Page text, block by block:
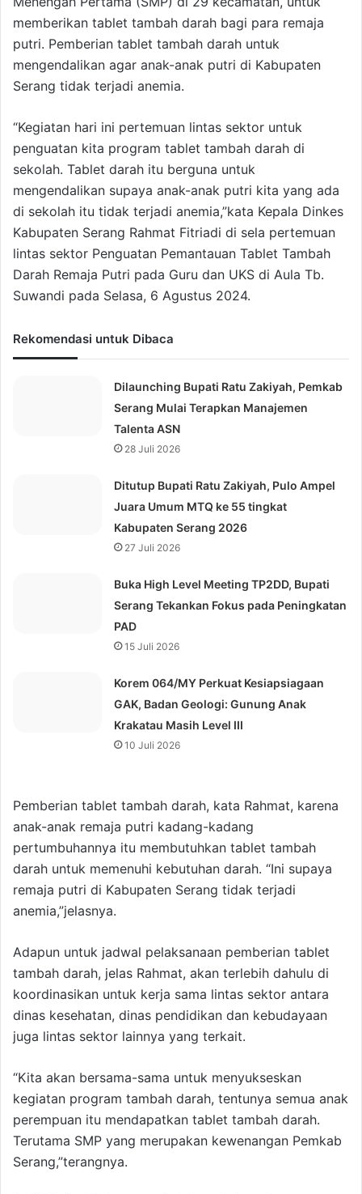
memberikan tablet tambah darah bagi para remaja
putri. Pemberian tablet tambah darah untuk
mengendalikan agar anak-anak putri di Kabupaten
Serang tidak terjadi anemia.
“Kegiatan hari ini pertemuan lintas sektor untuk
penguatan kita program tablet tambah darah di
sekolah. Tablet darah itu berguna untuk
mengendalikan supaya anak-anak putri kita yang ada
di sekolah itu tidak terjadi anemia,”kata Kepala Dinkes
Kabupaten Serang Rahmat Fitriadi di sela pertemuan
lintas sektor Penguatan Pemantauan Tablet Tambah
Darah Remaja Putri pada Guru dan UKS di Aula Tb.
Suwandi pada Selasa, 6 Agustus 2024.
Rekomendasi untuk Dibaca
Dilaunching Bupati Ratu Zakiyah, Pemkab
Serang Mulai Terapkan Manajemen
Talenta ASN
28 Juli 2026
Ditutup Bupati Ratu Zakiyah, Pulo Ampel
Juara Umum MTQ ke 55 tingkat
Kabupaten Serang 2026
27 Juli 2026
Buka High Level Meeting TP2DD, Bupati
Serang Tekankan Fokus pada Peningkatan
PAD
15 Juli 2026
Korem 064/MY Perkuat Kesiapsiagaan
GAK, Badan Geologi: Gunung Anak
Krakatau Masih Level III
10 Juli 2026
Pemberian tablet tambah darah, kata Rahmat, karena
anak-anak remaja putri kadang-kadang
pertumbuhannya itu membutuhkan tablet tambah
darah untuk memenuhi kebutuhan darah. “Ini supaya
remaja putri di Kabupaten Serang tidak terjadi
anemia,”jelasnya.
Adapun untuk jadwal pelaksanaan pemberian tablet
tambah darah, jelas Rahmat, akan terlebih dahulu di
koordinasikan untuk kerja sama lintas sektor antara
dinas kesehatan, dinas pendidikan dan kebudayaan
juga lintas sektor lainnya yang terkait.
“Kita akan bersama-sama untuk menyukseskan
kegiatan program tambah darah, tentunya semua anak
perempuan itu mendapatkan tablet tambah darah.
Terutama SMP yang merupakan kewenangan Pemkab
Serang,”terangnya.